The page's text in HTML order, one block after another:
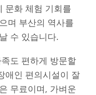
문화 체험 기회를
며 부산의 역사를
수 있습니다.
도 편하게 방문할
애인 편의시설이 잘
무료이며, 가벼운